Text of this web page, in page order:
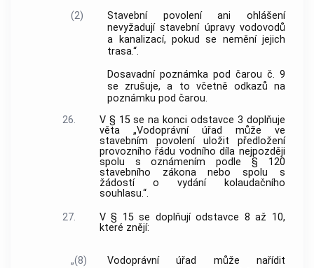
(2)
Stavební povolení ani ohlášení
nevyžadují stavební úpravy vodovodů
a kanalizací, pokud se nemění jejich
trasa.“.
Dosavadní poznámka pod čarou č. 9
se zrušuje, a to včetně odkazů na
poznámku pod čarou.
26.
V § 15 se na konci odstavce 3 doplňuje
věta „Vodoprávní úřad může ve
stavebním povolení uložit předložení
provozního řádu vodního díla nejpozději
spolu s oznámením podle § 120
stavebního zákona nebo spolu s
žádostí o vydání kolaudačního
souhlasu.“.
27.
V § 15 se doplňují odstavce 8 až 10,
které znějí:
„(8)
Vodoprávní úřad může nařídit